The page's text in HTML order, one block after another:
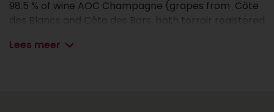
98.5 % of wine AOC Champagne (grapes from Côte
des Blancs and Côte des Bars, both terroir registered
Chardonnay / 5% Meunier. 2 jaar flesrijping. 10 gr
Lees meer